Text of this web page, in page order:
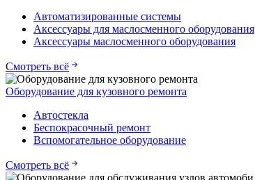
Автоматизированные системы
Аксессуары для маслосменного оборудования
Аксессуары маслосменного оборудования
Смотреть всё
Оборудование для кузовного ремонта
Автостекла
Беспокрасочный ремонт
Вспомогательное оборудование
Смотреть всё